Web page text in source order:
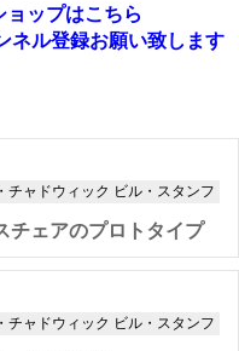
ョップはこちら
ネル登録お願い致します
チャドウィック ビル・スタンフ
チェアのプロトタイプ
チャドウィック ビル・スタンフ